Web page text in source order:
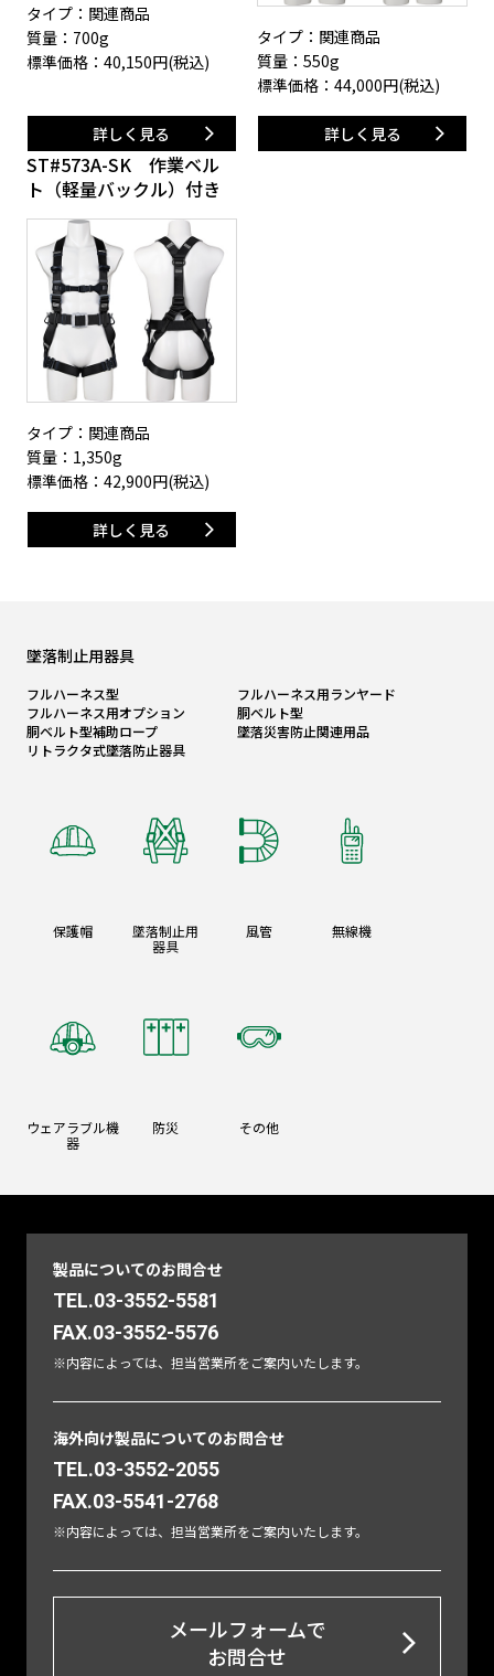
タイプ：関連商品
質量：700g
標準価格： 40,150円(税込)
詳しく見る
タイプ：関連商品
質量：550g
標準価格：44,000円(税込)
詳しく見る
ST#573A-SK 作業ベル
ト（軽量バックル）付き
タイプ：関連商品
質量：1,350g
標準価格： 42,900円(税込)
詳しく見る
墜落制止用器具
フルハーネス型
フルハーネス用ランヤード
フルハーネス用オプション
胴ベルト型
胴ベルト型補助ロープ
墜落災害防止関連用品
リトラクタ式墜落防止器具
保護帽
墜落制止用
器具
風管 無線機
ウェアラブル機
器
防災 その他
製品についてのお問合せ
TEL.03-3552-5581
FAX.03-3552-5576
※内容によっては、担当営業所をご案内いたします。
海外向け製品についてのお問合せ
TEL.03-3552-2055
FAX.03-5541-2768
※内容によっては、担当営業所をご案内いたします。
メールフォームで
お問合せ